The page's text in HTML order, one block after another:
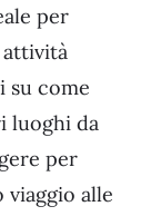
per
attività
su come
luoghi da
per
alle